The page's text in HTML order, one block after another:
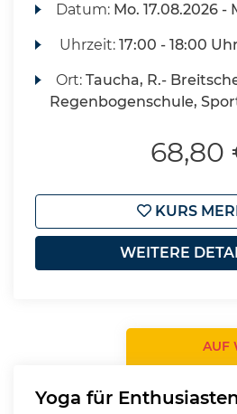
Datum: Mo. 17.08.2026 -
Uhrzeit:17:00 - 18:00 Uhr
Ort:Taucha, R.-
Regenbogenschule,
68,80
KURS
WEITERE
AUF
Yoga für